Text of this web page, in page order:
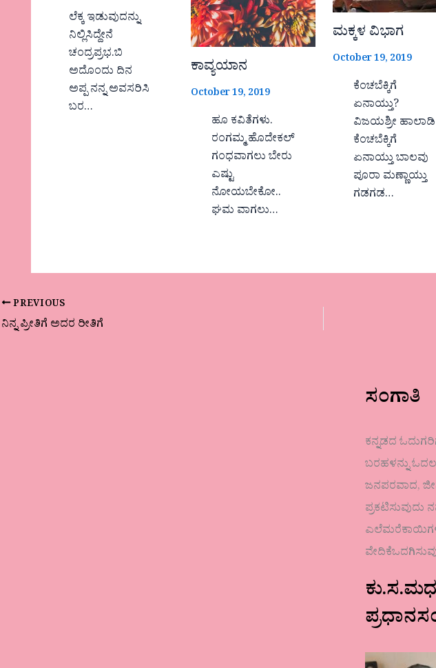
ಲೆಕ್ಕ ಇಡುವುದನ್ನು
ನಿಲ್ಲಿಸಿದ್ದೇನೆ
ಚಂದ್ರಪ್ರಭ.ಬಿ
ಅದೊಂದು ದಿನ
ಅಪ್ಪ ನನ್ನ ಅವಸರಿಸಿ
ಬರ…
ಕಾವ್ಯಯಾನ
October 19, 2019
ಹೂ ಕವಿತೆಗಳು.
ರಂಗಮ್ಮ ಹೊದೇಕಲ್
ಗಂಧವಾಗಲು ಬೇರು
ಎಷ್ಟು
ನೋಯಬೇಕೋ..
ಘಮ ವಾಗಲು…
ಮಕ್ಕಳ ವಿಭಾಗ
October 19, 2019
ಕೆಂಚಬೆಕ್ಕಿಗೆ
ಏನಾಯ್ತು?
ವಿಜಯಶ್ರೀ ಹಾಲಾಡಿ
ಕೆಂಚಬೆಕ್ಕಿಗೆ
ಏನಾಯ್ತು ಬಾಲವು
ಪೂರಾ ಮಣ್ಣಾಯ್ತು
ಗಡಗಡ…
PREVIOUS
ನಿನ್ನ ಪ್ರೀತಿಗೆ ಅದರ ರೀತಿಗೆ
ಸಂಗಾತಿ
ಕನ್ನಡದ
ಬರಹಳನ್ನು
ಜನಪರವಾದ,
ಪ್ರಕಟಿಸುವುದು